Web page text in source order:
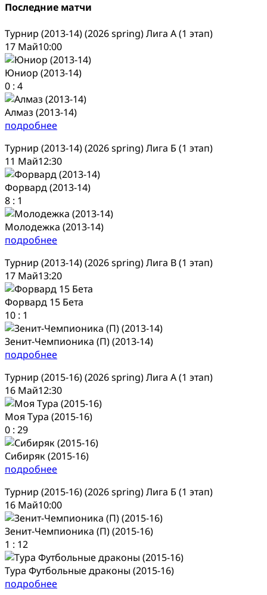
Последние матчи
Турнир (2013-14) (2026 spring) Лига А (1 этап)
17 Май10:00
Юниор (2013-14)
0 : 4
Алмаз (2013-14)
подробнее
Турнир (2013-14) (2026 spring) Лига Б (1 этап)
11 Май12:30
Форвард (2013-14)
8 : 1
Молодежка (2013-14)
подробнее
Турнир (2013-14) (2026 spring) Лига В (1 этап)
17 Май13:20
Форвард 15 Бета
10 : 1
Зенит-Чемпионика (П) (2013-14)
подробнее
Турнир (2015-16) (2026 spring) Лига А (1 этап)
16 Май12:30
Моя Тура (2015-16)
0 : 29
Сибиряк (2015-16)
подробнее
Турнир (2015-16) (2026 spring) Лига Б (1 этап)
16 Май10:00
Зенит-Чемпионика (П) (2015-16)
1 : 12
Тура Футбольные драконы (2015-16)
подробнее